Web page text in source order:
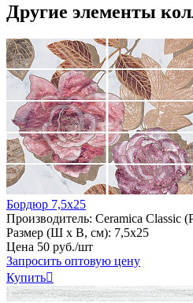
Другие элементы
Бордюр 7,5х25
Производитель: Ceramica Classic
Размер (Ш х В, см): 7,5х25
Цена 50 руб./шт
Запросить оптовую цену
Купить